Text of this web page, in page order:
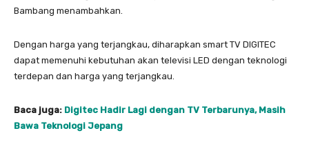
Bambang menambahkan.
Dengan harga yang terjangkau, diharapkan smart TV DIGITEC
dapat memenuhi kebutuhan akan televisi LED dengan teknologi
terdepan dan harga yang terjangkau.
Baca juga: Digitec Hadir Lagi dengan TV Terbarunya, Masih
Bawa Teknologi Jepang